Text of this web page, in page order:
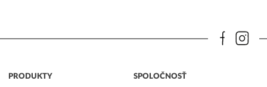
PRODUKTY SPOLOČNOSŤ